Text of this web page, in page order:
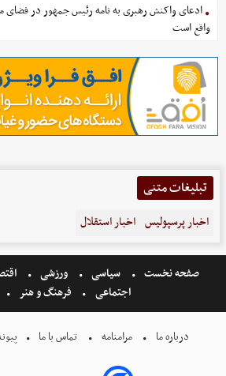
ادعای واکنش رهبری به نامه رئیس جمهور در
واقع است
تبلیغات متنی
اخبار پرسپولیس اخبار استقلال
صفحه نخست سیاسی ورزشی
اجتماعی
فرهنگ و هنر
درباره ما مرامنامه تماس با ما